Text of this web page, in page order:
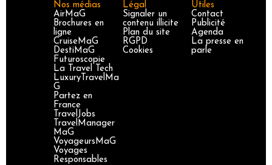
Nos médias
AirMaG
Brochures en
ligne
CruiseMaG
DestiMaG
Futuroscopie
La Travel Tech
LuxuryTravelMa
G
Partez en
France
TravelJobs
TravelManager
MaG
VoyageursMaG
Voyages
Responsables
Légal
Signaler un
contenu illicite
Plan du site
RGPD
Cookies
Utiles
Contact
Publicité
Agenda
La presse en
parle